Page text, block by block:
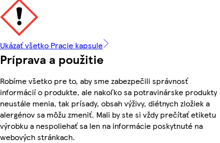
Ukázať všetko Pracie kapsule
Príprava a použitie
Robíme všetko pre to, aby sme zabezpečili správnosť
informácií o produkte, ale nakoľko sa potravinárske produkty
neustále menia, tak prísady, obsah výživy, diétnych zložiek a
alergénov sa môžu zmeniť. Mali by ste si vždy prečítať etiketu
výrobku a nespoliehať sa len na informácie poskytnuté na
webových stránkach.